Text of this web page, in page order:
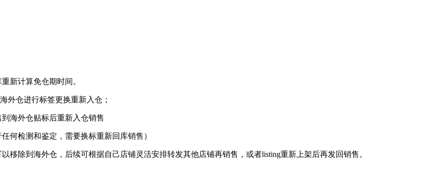
新计算免仓期时间。
外仓进行标签更换重新入仓；
海外仓贴标后重新入仓销售
何检测和鉴定，需要换标重新回库销售）
移除到海外仓，后续可根据自己店铺灵活安排转发其他店铺再销售，或者listing重新上架后再发回销售。